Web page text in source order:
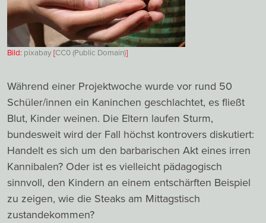
Bild: pixabay[CC0 (Public Domain)]
Während einer Projektwoche wurde vor rund 50
Schüler/innen ein Kaninchen geschlachtet, es fließt
Blut, Kinder weinen. Die Eltern laufen Sturm,
bundesweit wird der Fall höchst kontrovers diskutiert:
Handelt es sich um den barbarischen Akt eines irren
Kannibalen? Oder ist es vielleicht pädagogisch
sinnvoll, den Kindern an einem entschärften Beispiel
zu zeigen, wie die Steaks am Mittagstisch
zustandekommen?